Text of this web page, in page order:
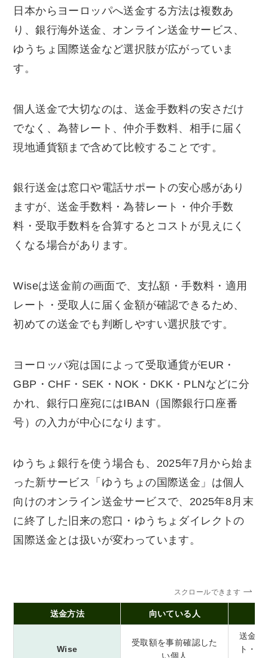
日本からヨーロッパへ送金する方法は複数あ
り、銀行海外送金、オンライン送金サービス、
ゆうちょ国際送金など選択肢が広がっていま
す。
個人送金で大切なのは、送金手数料の安さだけ
でなく、為替レート、仲介手数料、相手に届く
現地通貨額まで含めて比較することです。
銀行送金は窓口や電話サポートの安心感があり
ますが、送金手数料・為替レート・仲介手数
料・受取手数料を合算するとコストが見えにく
くなる場合があります。
Wiseは送金前の画面で、支払額・手数料・適用
レート・受取人に届く金額が確認できるため、
初めての送金でも判断しやすい選択肢です。
ヨーロッパ宛は国によって受取通貨がEUR・
GBP・CHF・SEK・NOK・DKK・PLNなどに分
かれ、銀行口座宛にはIBAN（国際銀行口座番
号）の入力が中心になります。
ゆうちょ銀行を使う場合も、2025年7月から始ま
った新サービス「ゆうちょの国際送金」は個人
向けのオンライン送金サービスで、2025年8月末
に終了した旧来の窓口・ゆうちょダイレクトの
国際送金とは扱いが変わっています。
スクロールできます
送金方法 向いている人
Wise
受取額を事前確認した
い個人
送金前
ト・